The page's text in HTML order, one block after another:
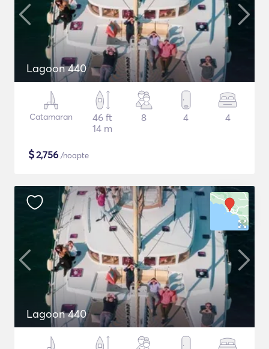
Lagoon 440
Catamaran
46 ft
14 m
8 4 4
$2,756 /noapte
Lagoon 440